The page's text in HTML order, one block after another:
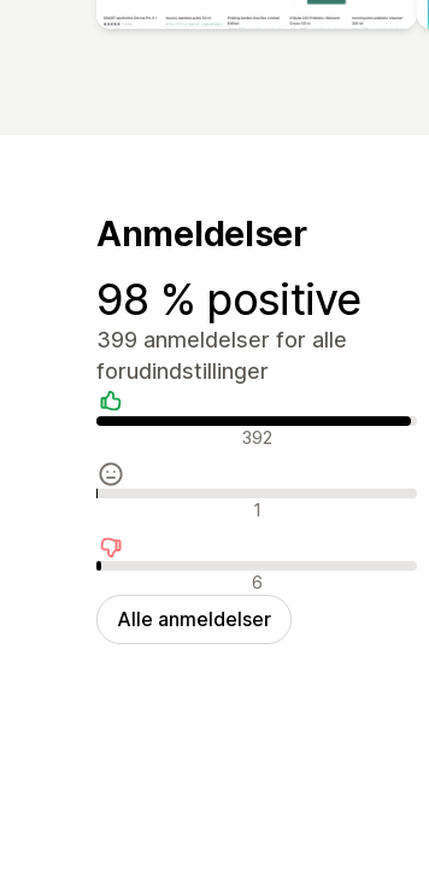
Anmeldelser
98 % positive
399 anmeldelser for alle
forudindstillinger
Positive anmeldelser
392
Neutrale anmeldelser
1
Negative anmeldelser
6
Alle anmeldelser